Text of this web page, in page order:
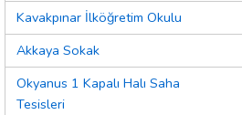
Kavakpınar İlköğretim Okulu
Akkaya Sokak
Okyanus 1 Kapalı Halı Saha
Tesisleri